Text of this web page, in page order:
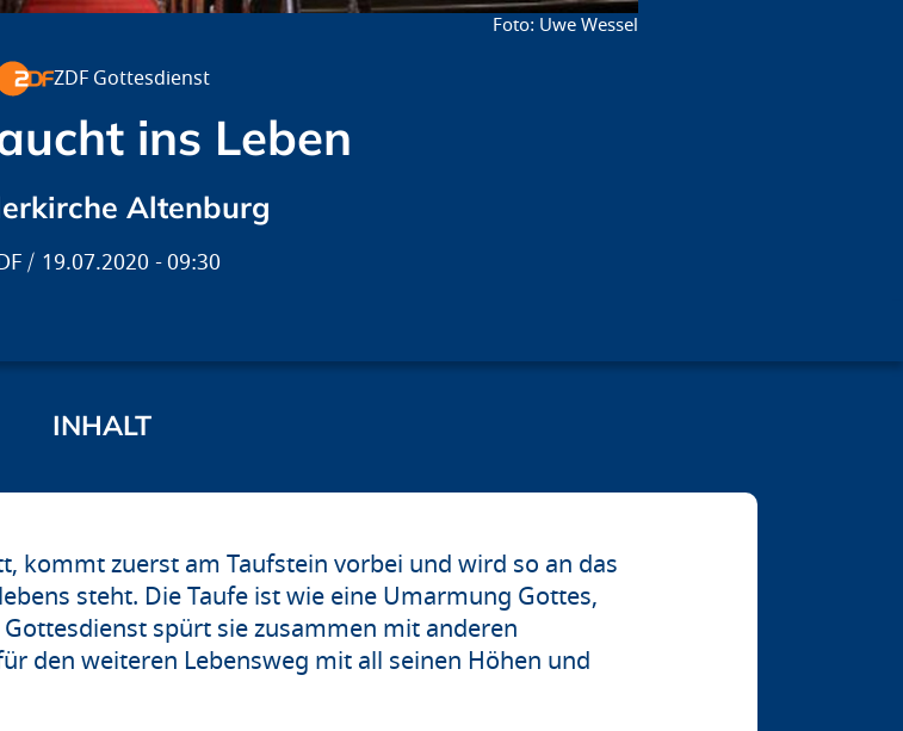
Uwe Wessel
ZDF Gottesdienst
ins Leben
Altenburg
19.07.2020 09:30
kommt zuerst am Taufstein vorbei und wird so an das
steht. Die Taufe ist wie eine Umarmung Gottes,
spürt sie zusammen mit anderen
den weiteren Lebensweg mit all seinen Höhen und